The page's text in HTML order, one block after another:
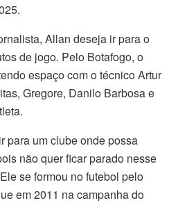
Allan deseja ir para o
de jogo. Pelo Botafogo, o
espaço com o técnico Artur
Gregore, Danilo Barbosa e
para um clube onde possa
não quer ficar parado nesse
se formou no futebol pelo
em 2011 na campanha do